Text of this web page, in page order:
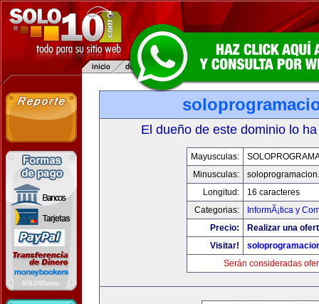
El dueño de este dominio lo
Mayusculas:
Minusculas:
Longitud:
16 caracteres
Categorias:
InformÃ¡tica y
Precio:
Realizar una
Visitar!
Serán consideradas